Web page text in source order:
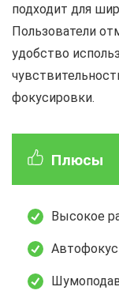
подходит для
Пользователи
удобство
фокусировки.
Плюсы
Высокое
Автофокус